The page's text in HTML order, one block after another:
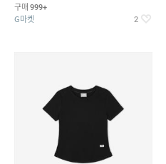
구매 999+
G마켓 2